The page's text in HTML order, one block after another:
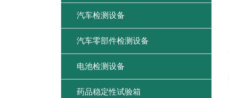
汽车检测设备
汽车零部件检测设备
电池检测设备
药品稳定性试验箱